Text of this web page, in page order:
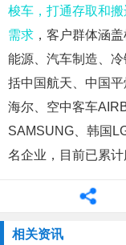
梭车，打通存取和
需求 ，客户群体涵
能源、汽车制造、
括中国航天、中国平
海尔、空中客车
SAMSUNG、韩国
名企业，目前已累计
相关资讯